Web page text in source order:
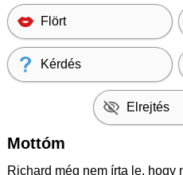
Flört
Kérdés
Elrejtés
Mottóm
Richard még nem írta le, hogy